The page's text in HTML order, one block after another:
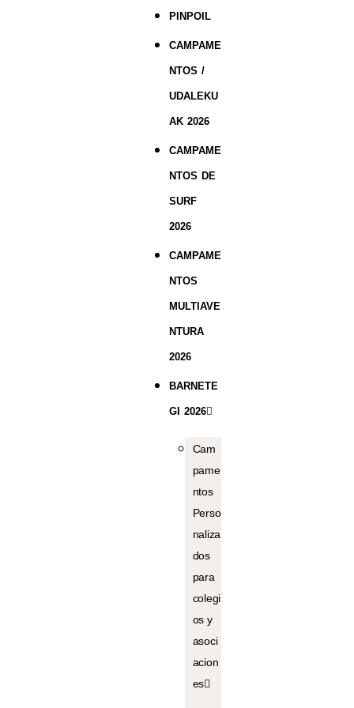
PINPOIL
CAMPAME
NTOS /
UDALEKU
AK 2026
CAMPAME
NTOS DE
SURF
2026
CAMPAME
NTOS
MULTIAVE
NTURA
2026
BARNETE
GI 2026
Cam
pame
ntos
Perso
naliza
dos
para
colegi
os y
asoci
acion
es